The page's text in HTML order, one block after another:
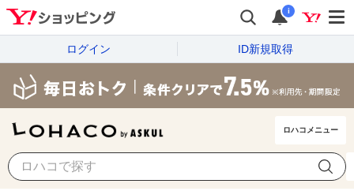
i
ログイン ID新規取得
ロハコメニュー